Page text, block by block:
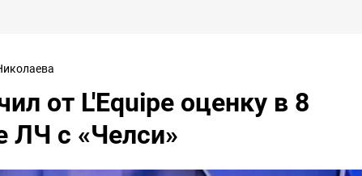
от L'Equipe оценку в 8
ЛЧ с «Челси»